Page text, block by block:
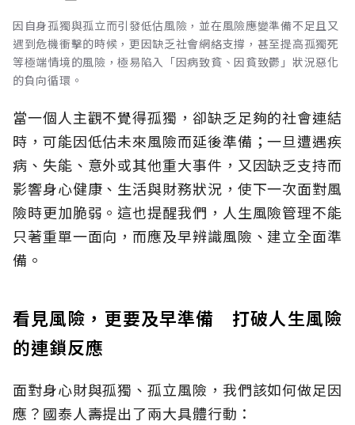
因自身孤獨與孤立而引發低估風險，並在風險應變準備不足且又
遇到危機衝擊的時候，更因缺乏社會網絡支撐，甚至提高孤獨死
等極端情境的風險，極易陷入「因病致貧、因貧致鬱」狀況惡化
的負向循環。
當一個人主觀不覺得孤獨，卻缺乏足夠的社會連結
時，可能因低估未來風險而延後準備；一旦遭遇疾
病、失能、意外或其他重大事件，又因缺乏支持而
影響身心健康、生活與財務狀況，使下一次面對風
險時更加脆弱。這也提醒我們，人生風險管理不能
只著重單一面向，而應及早辨識風險、建立全面準
備。
看見風險，更要及早準備 打破人生風險
的連鎖反應
面對身心財與孤獨、孤立風險，我們該如何做足因
應？國泰人壽提出了兩大具體行動：